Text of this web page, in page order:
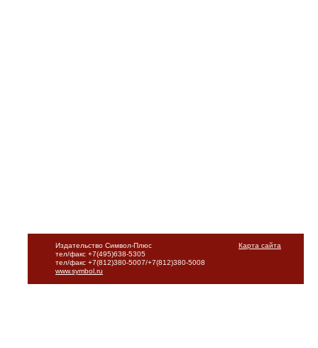
Карта сайта
Издательство Символ-Плюс
тел/факс +7(495)638-5305
тел/факс +7(812)380-5007/+7(812)380-5008
www.symbol.ru